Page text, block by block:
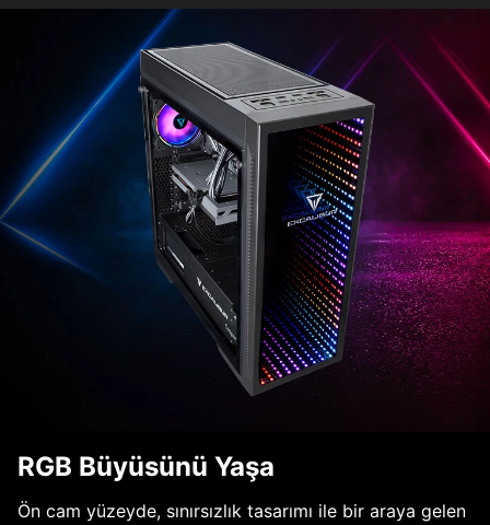
RGB Büyüsünü Yaşa
Ön cam yüzeyde, sınırsızlık tasarımı ile bir araya gelen